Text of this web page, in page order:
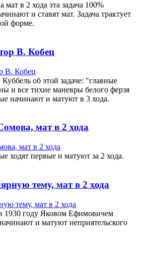
в 2 хода эта задача 100%
и ставят мат. Задача трактует
форме.
В. Кобец
об этой задаче: "главные
и все тихие маневры белого ферзя
начинают и матуют в 3 хода.
мат в 2 хода
ходят первые и матуют за 2 хода.
тему, мат в 2 хода
1930 году Яковом Ефимовичем
и матуют неприятельского